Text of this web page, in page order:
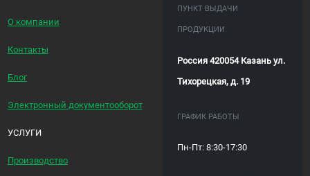
О компании
Контакты
Блог
Электронный документооборот
УСЛУГИ
Производство
ПУНКТ ВЫДАЧИ
ПРОДУКЦИИ
Россия 420054 Казань ул.
Тихорецкая, д. 19
ГРАФИК РАБОТЫ
Пн-Пт: 8:30-17:30